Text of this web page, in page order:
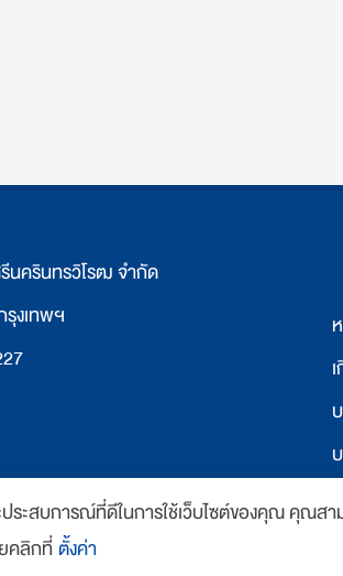
ครินทรวิโรฒ จำกัด
งเทพฯ
Powered byบ้านเว็บไซต์
เ
ะสบการณ์ที่ดีในการใช้เว็บไซต์ของคุณ คุณสา
คลิกที่ ตั้งค่า